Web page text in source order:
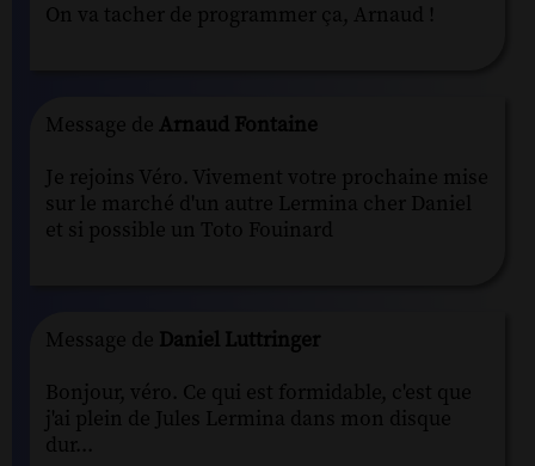
On va tacher de programmer ça, Arnaud !
Message de Arnaud Fontaine
Je rejoins Véro. Vivement votre prochaine mise
sur le marché d'un autre Lermina cher Daniel
et si possible un Toto Fouinard
Message de Daniel Luttringer
Bonjour, véro. Ce qui est formidable, c'est que
j'ai plein de Jules Lermina dans mon disque
dur...